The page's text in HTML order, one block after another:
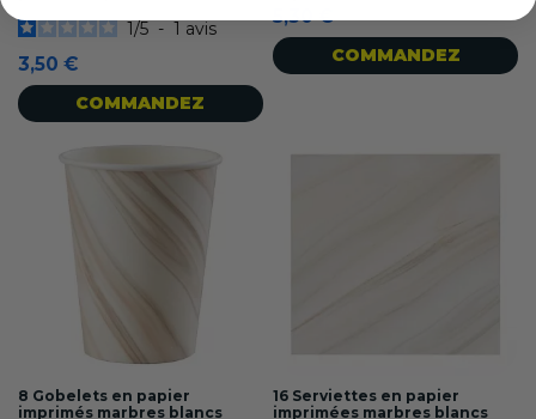
1/5 - 1 avis
3,50 €
COMMANDEZ
5,30 €
COMMANDEZ
8 Gobelets en papier
imprimés marbres blancs
16 Serviettes en papier
imprimées marbres blancs